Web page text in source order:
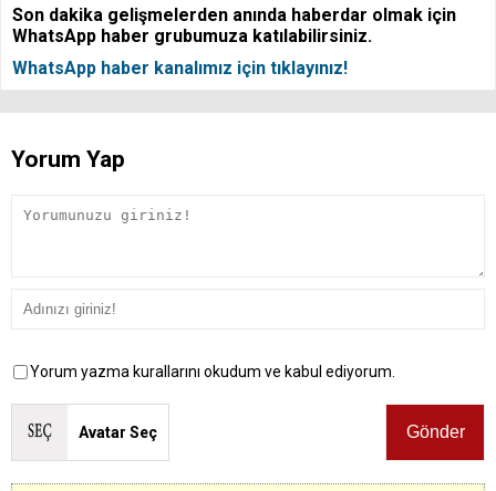
Son dakika gelişmelerden anında haberdar olmak için
WhatsApp haber grubumuza katılabilirsiniz.
WhatsApp haber kanalımız için tıklayınız!
Yorum Yap
Yorum yazma kurallarını okudum ve kabul ediyorum.
Avatar Seç